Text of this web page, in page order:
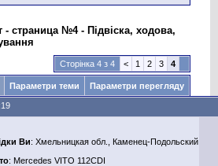
страница №4 - Підвіска, ходова,
Сторінка 4 з 4 < 1 2 3 4
Параметри теми Параметри перегляду
Ви: Хмельницкая обл., Каменец-Подольский
: Mercedes VITO 112CDI